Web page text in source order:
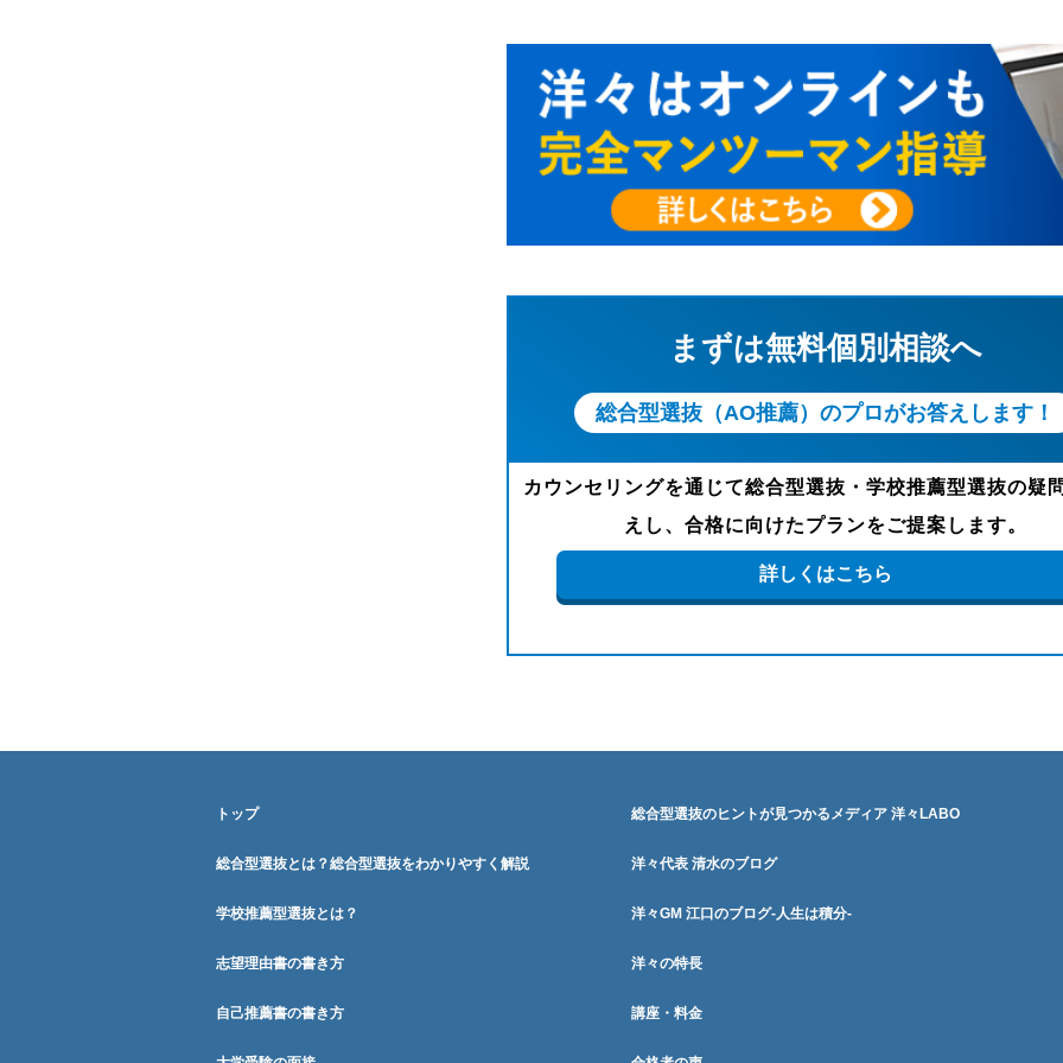
まずは無料個別相談へ
総合型選抜（AO推薦）のプロがお答えします！
カウンセリングを通じて総合型選抜・学校推薦型選抜の疑
えし、合格に向けたプランをご提案します。
詳しくはこちら
トップ
総合型選抜とは？総合型選抜をわかりやすく解説
学校推薦型選抜とは？
志望理由書の書き方
自己推薦書の書き方
総合型選抜のヒントが見つかるメディア 洋々LABO
洋々代表 清水のブログ
洋々GM 江口のブログ-人生は積分-
洋々の特長
講座・料金